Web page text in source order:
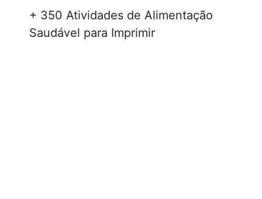
+ 350 Atividades de Alimentação
Saudável para Imprimir